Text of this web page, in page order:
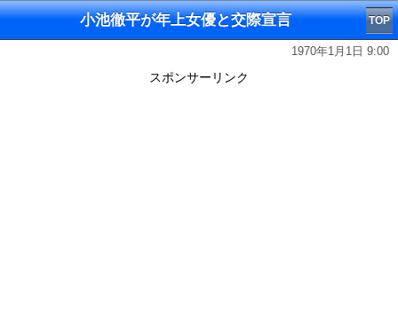
小池徹平が年上女優と交際宣言 TOP
1970年1月1日 9:00
スポンサーリンク